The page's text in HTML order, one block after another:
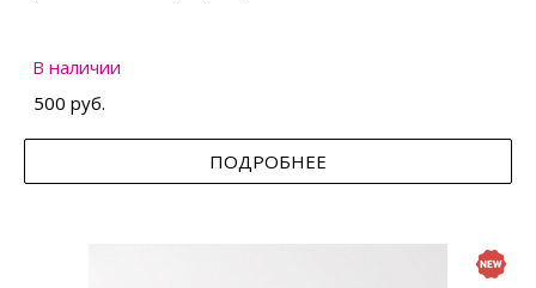
В наличии
500 руб.
ПОДРОБНЕЕ